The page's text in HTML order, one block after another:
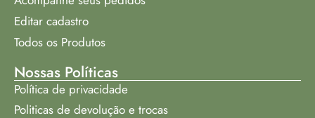
Editar cadastro
Todos os Produtos
Nossas Políticas
Política de privacidade
Politicas de devolução e trocas